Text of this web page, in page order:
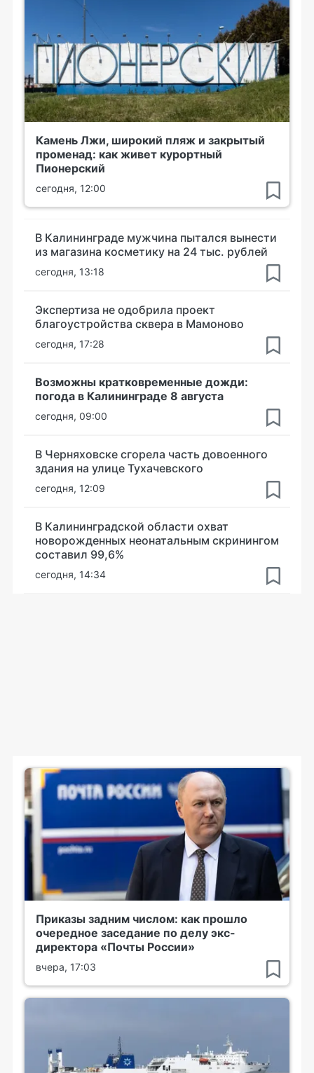
Камень Лжи, широкий пляж и закрытый
променад: как живет курортный
Пионерский
сегодня, 12:00
В Калининграде мужчина пытался вынести
из магазина косметику на 24 тыс. рублей
сегодня, 13:18
Экспертиза не одобрила проект
благоустройства сквера в Мамоново
сегодня, 17:28
Возможны кратковременные дожди:
погода в Калининграде 8 августа
сегодня, 09:00
В Черняховске сгорела часть довоенного
здания на улице Тухачевского
сегодня, 12:09
В Калининградской области охват
новорожденных неонатальным скринингом
составил 99,6%
сегодня, 14:34
Приказы задним числом: как прошло
очередное заседание по делу экс-
директора «Почты России»
вчера, 17:03